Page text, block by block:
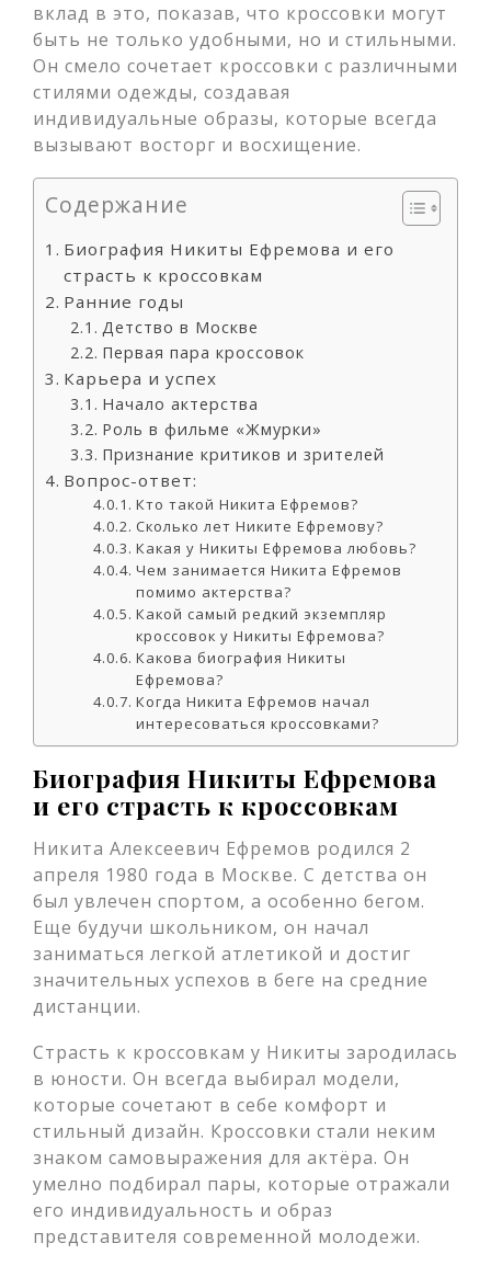
вклад в это, показав, что кроссовки могут
быть не только удобными, но и стильными.
Он смело сочетает кроссовки с различными
стилями одежды, создавая
индивидуальные образы, которые всегда
вызывают восторг и восхищение.
Содержание
Биография Никиты Ефремова и его
страсть к кроссовкам
Ранние годы
Детство в Москве
Первая пара кроссовок
Карьера и успех
Начало актерства
Роль в фильме «Жмурки»
Признание критиков и зрителей
Вопрос-ответ:
Кто такой Никита Ефремов?
Сколько лет Никите Ефремову?
Какая у Никиты Ефремова любовь?
Чем занимается Никита Ефремов
помимо актерства?
Какой самый редкий экземпляр
кроссовок у Никиты Ефремова?
Какова биография Никиты
Ефремова?
Когда Никита Ефремов начал
интересоваться кроссовками?
Биография Никиты Ефремова
и его страсть к кроссовкам
Никита Алексеевич Ефремов родился 2
апреля 1980 года в Москве. С детства он
был увлечен спортом, а особенно бегом.
Еще будучи школьником, он начал
заниматься легкой атлетикой и достиг
значительных успехов в беге на средние
дистанции.
Страсть к кроссовкам у Никиты зародилась
в юности. Он всегда выбирал модели,
которые сочетают в себе комфорт и
стильный дизайн. Кроссовки стали неким
знаком самовыражения для актёра. Он
умелно подбирал пары, которые отражали
его индивидуальность и образ
представителя современной молодежи.